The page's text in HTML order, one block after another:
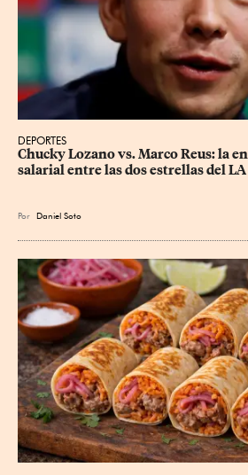
DEPORTES
Chucky Lozano vs. Marco Reus: la
salarial entre las dos estrellas del
Por Daniel Soto